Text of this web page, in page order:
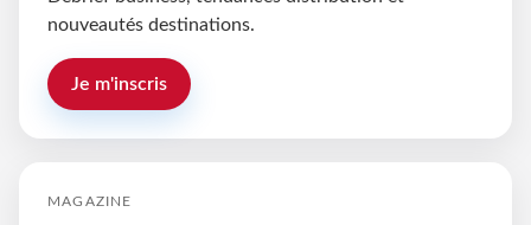
nouveautés destinations.
Je m'inscris
MAGAZINE